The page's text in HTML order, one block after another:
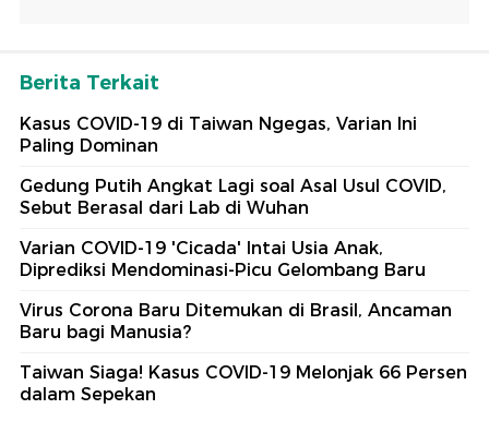
Berita Terkait
Kasus COVID-19 di Taiwan Ngegas, Varian Ini
Paling Dominan
Gedung Putih Angkat Lagi soal Asal Usul COVID,
Sebut Berasal dari Lab di Wuhan
Varian COVID-19 'Cicada' Intai Usia Anak,
Diprediksi Mendominasi-Picu Gelombang Baru
Virus Corona Baru Ditemukan di Brasil, Ancaman
Baru bagi Manusia?
Taiwan Siaga! Kasus COVID-19 Melonjak 66 Persen
dalam Sepekan